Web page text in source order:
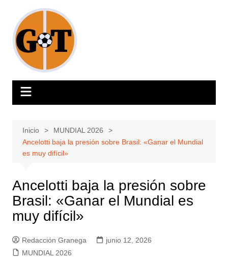
contenido
Inicio
MUNDIAL 2026
Ancelotti baja la presión sobre Brasil: «Ganar el Mundial
es muy difícil»
Ancelotti baja la presión sobre
Brasil: «Ganar el Mundial es
muy difícil»
Redacción Granega
junio 12, 2026
MUNDIAL 2026